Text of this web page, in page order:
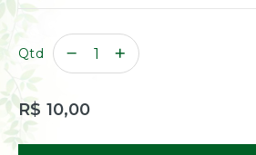
Elétricos
Livros
Diversos
Ofertas
Qtd
R$ 10,00